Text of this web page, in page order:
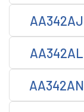
AA342AJ
AA342AL
AA342AN